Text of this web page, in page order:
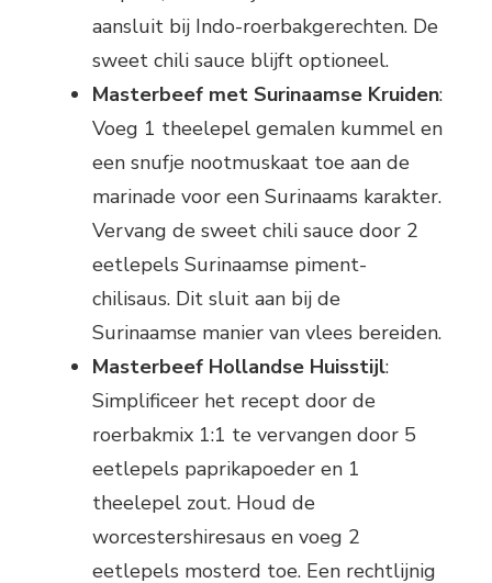
aansluit bij Indo-roerbakgerechten. De
sweet chili sauce blijft optioneel.
Masterbeef met Surinaamse Kruiden:
Voeg 1 theelepel gemalen kummel en
een snufje nootmuskaat toe aan de
marinade voor een Surinaams karakter.
Vervang de sweet chili sauce door 2
eetlepels Surinaamse piment-
chilisaus. Dit sluit aan bij de
Surinaamse manier van vlees bereiden.
Masterbeef Hollandse Huisstijl:
Simplificeer het recept door de
roerbakmix 1:1 te vervangen door 5
eetlepels paprikapoeder en 1
theelepel zout. Houd de
worcestershiresaus en voeg 2
eetlepels mosterd toe. Een rechtlijnig